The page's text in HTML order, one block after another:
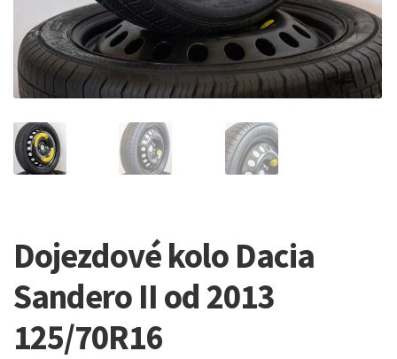
Dojezdové kolo Dacia
Sandero II od 2013
125/70R16